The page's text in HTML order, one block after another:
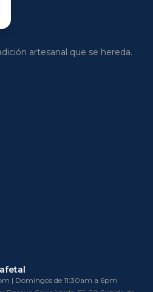
artesanal que se hereda.
| Domingos de 11:30am a 6pm